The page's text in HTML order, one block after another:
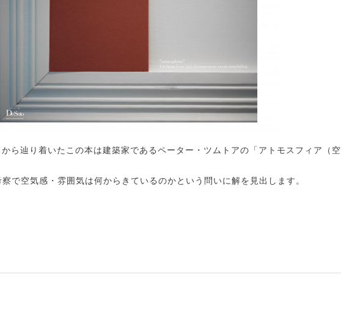
ら辿り着いたこの本は建築家であるペーター・ツムトアの「アトモスフィア（空
で空気感・雰囲気は何からきているのかという問いに解を見出します。